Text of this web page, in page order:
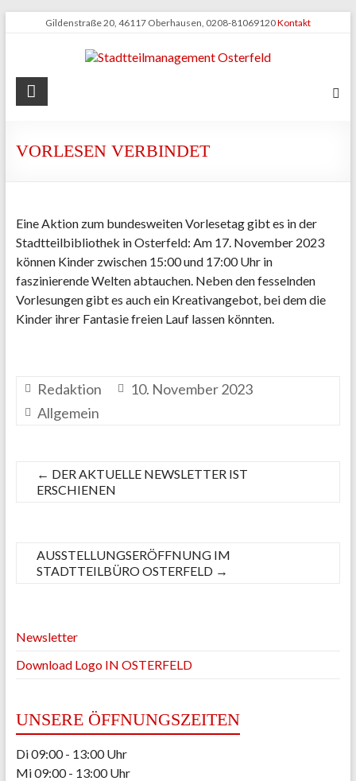
Gildenstraße 20, 46117 Oberhausen, 0208-81069120Kontakt
Stadtteilmanagement
VORLESEN VERBINDET
Eine Aktion zum bundesweiten Vorlesetag gibt es in der
Stadtteilbibliothek in Osterfeld: Am 17. November 2023
können Kinder zwischen 15:00 und 17:00 Uhr in
faszinierende Welten abtauchen. Neben den fesselnden
Vorlesungen gibt es auch ein Kreativangebot, bei dem die
Kinder ihrer Fantasie freien Lauf lassen könnten.
Redaktion
10. November 2023
Allgemein
← DER AKTUELLE NEWSLETTER IST
ERSCHIENEN
AUSSTELLUNGSERÖFFNUNG IM
STADTTEILBÜRO OSTERFELD →
Newsletter
Download Logo IN OSTERFELD
UNSERE ÖFFNUNGSZEITEN
Di 09:00 - 13:00 Uhr
Mi 09:00 - 13:00 Uhr